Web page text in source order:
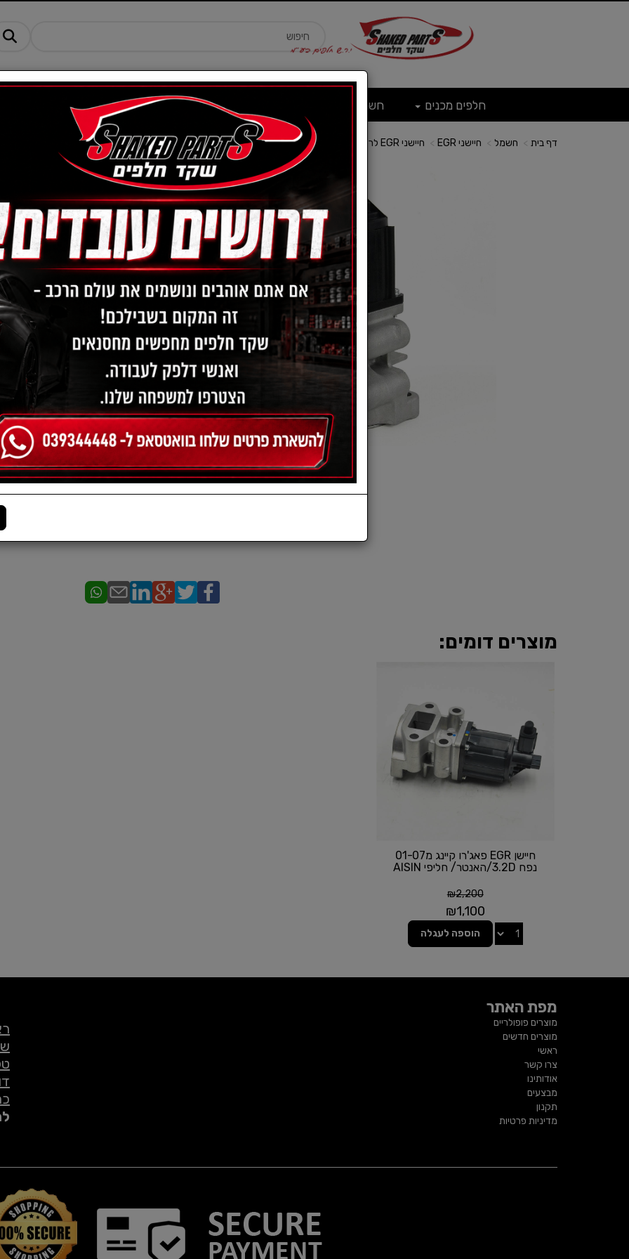
חלפים מכנים חשמל ציוד, אביזרים ומוצרים לרכב
דף בית חשמל חיישני EGR חיישני EGR לרכב MITSUBISHI
מקורי
מק"ט :4E96W0AJM51582A037
₪ 1,322
אזל המלאי
תיאור:
חיישן EGR פאג'רו קיינג מ2008 נפח 3.2D מקורי
*התמונה להמחשה בלבד
​*אחריות מוצר ל3 חודשים או 6000 קמ מתאריך הרכישה
מוצרים דומים:
חיישן EGR פאג'רו קיינג מ01-07
נפח 3.2D/האנטר/ חליפי AISIN
₪2,200
₪1,100
הוספה לעגלה
מפת האתר
מוצרים פופולריים
מוצרים חדשים
ראשי
צרו קשר
אודותינו
מבצעים
תקנון
מדיניות פרטיות